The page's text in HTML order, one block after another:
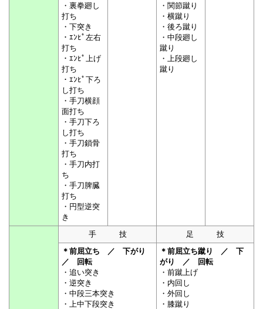
・裏拳廻し
打ち
・下突き
・ｴﾝﾋﾟ左右
打ち
・ｴﾝﾋﾟ上げ
打ち
・ｴﾝﾋﾟ下ろ
し打ち
・手刀横顔
面打ち
・手刀下ろ
し打ち
・手刀鎖骨
打ち
・手刀内打
ち
・手刀脾臓
打ち
・円型逆突
き
・関節蹴り
・横蹴り
・後ろ蹴り
・中段廻し
蹴り
・上段廻し
蹴り
手 技
足 技
＊前屈立ち ／ 下がり
／ 回転
・追い突き
・逆突き
・中段三本突き
・上中下段突き
＊前屈立ち蹴り ／ 下
がり ／ 回転
・前蹴上げ
・内回し
・外回し
・膝蹴り